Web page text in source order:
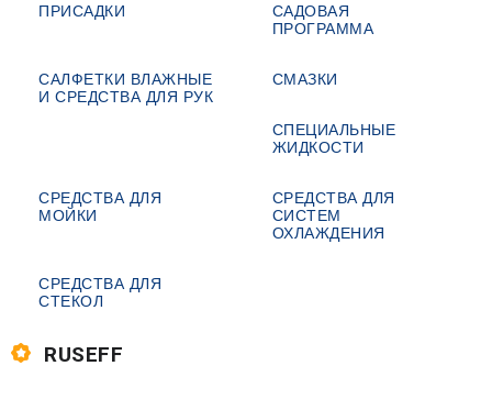
ПРИСАДКИ
САДОВАЯ
ПРОГРАММА
САЛФЕТКИ ВЛАЖНЫЕ
И СРЕДСТВА ДЛЯ РУК
СМАЗКИ
СПЕЦИАЛЬНЫЕ
ЖИДКОСТИ
СРЕДСТВА ДЛЯ
МОЙКИ
СРЕДСТВА ДЛЯ
СИСТЕМ
ОХЛАЖДЕНИЯ
СРЕДСТВА ДЛЯ
СТЕКОЛ
RUSEFF